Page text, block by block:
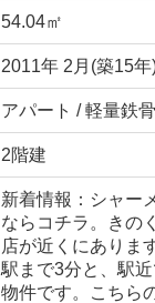
54.04㎡
2011年 2月(築15年
アパート / 軽量鉄骨
2階建
新着情報：シャー
ならコチラ。きの
店が近くにありま
駅まで3分と、駅
物件です。こちら